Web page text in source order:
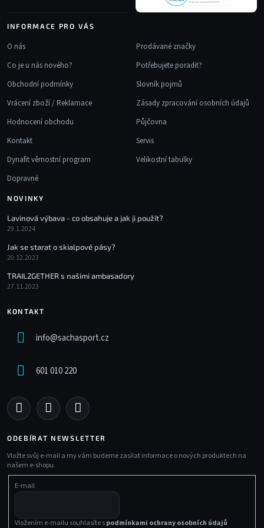
y
p
s
u
INFORMACE PRO VÁS
O nás
Co je u nás nového?
Obchodní podmínky
Vrácení zboží / Reklamace
Hodnocení obchodu
Kontakt
Dynafit věrnostní program
Dopravné
Prodávané značky
Potřebujete poradit?
Slovník pojmů
Zásady zpracování osobních údajů
Půjčovna
Servis
Velikostní tabulky
NOVINKY
Lavinová výbava - co obsahuje a jak ji použít?
29.1.2024
Jak se starat o skialpové pásy?
20.12.2023
TRAIL2GETHER s našimi ambasadory
27.11.2023
KONTAKT
info@sachasport.cz
601 010 220
ODEBÍRAT NEWSLETTER
Vložte svůj e-mail a my vám budeme zasílat informace o nových produktech na
našem e-shopu.
E-mail
Vložením e-mailu souhlasíte spodmínkami ochrany osobních údajů